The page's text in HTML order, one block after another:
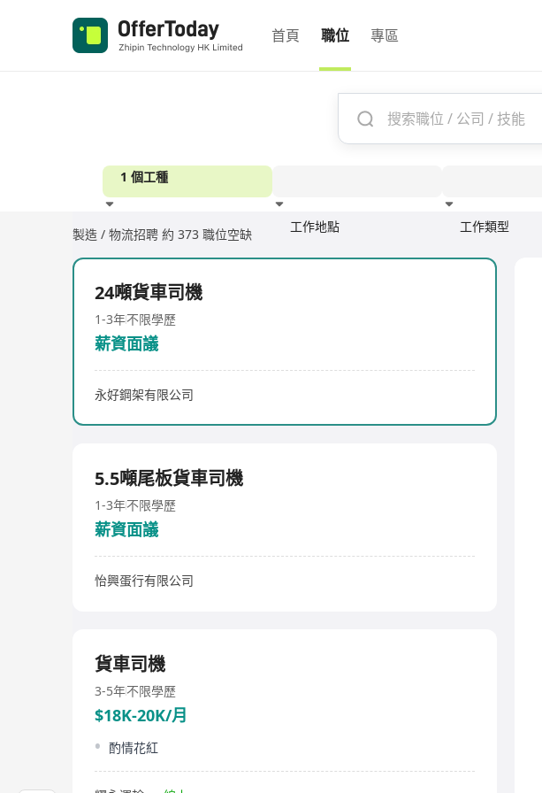
首頁 職位 專區
1 個工種
工作地點 工作類型
製造 / 物流招聘 約 373 職位空缺
24噸貨車司機
1-3年不限學歷
薪資面議
永好鋼架有限公司
5.5噸尾板貨車司機
1-3年不限學歷
薪資面議
怡興蛋行有限公司
貨車司機
3-5年不限學歷
$18K-20K/月
酌情花紅